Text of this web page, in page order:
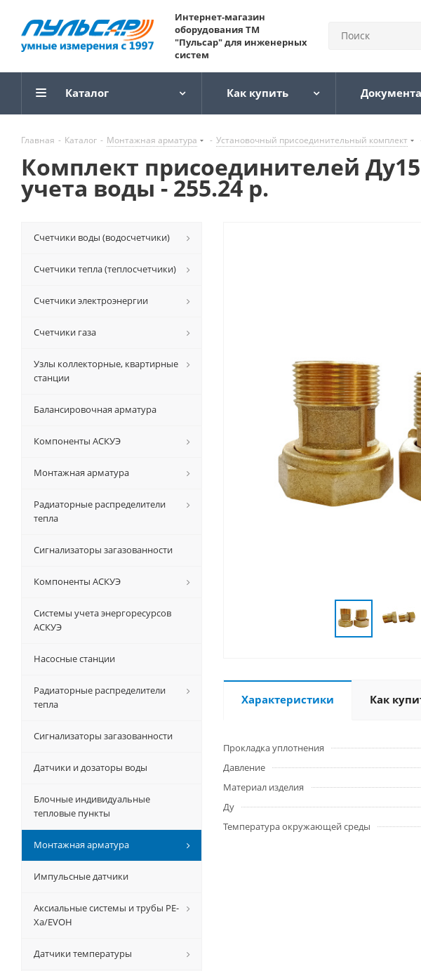
Интернет-магазин
оборудования ТМ
"Пульсар" для инженерных
систем
Каталог Как купить
Главная - Каталог - Монтажная арматура - Установочный присоединительный комплект
Комплект присоединителей
учета воды - 255.24 р.
Характеристики Как
Прокладка уплотнения
Давление
Материал изделия
Ду
Температура окружающей среды
Счетчики воды (водосчетчики)
Счетчики тепла (теплосчетчики)
Счетчики электроэнергии
Счетчики газа
Узлы коллекторные, квартирные
станции
Балансировочная арматура
Компоненты АСКУЭ
Монтажная арматура
Радиаторные распределители
тепла
Сигнализаторы загазованности
Компоненты АСКУЭ
Системы учета энергоресурсов
АСКУЭ
Насосные станции
Радиаторные распределители
тепла
Сигнализаторы загазованности
Датчики и дозаторы воды
Блочные индивидуальные
тепловые пункты
Монтажная арматура
Импульсные датчики
Аксиальные системы и трубы РЕ-
Ха/EVOH
Датчики температуры